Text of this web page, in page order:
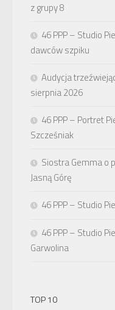
z grupy 8
46 PPP – Studio
dawców szpiku
Audycja
sierpnia 2026
46 PPP – Portret
Szcześniak
Siostra Gemma o
Jasną Górę
46 PPP – Studio
46 PPP – Studio
Garwolina
TOP 10